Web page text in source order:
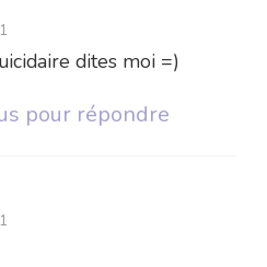
dites moi =)
pour répondre